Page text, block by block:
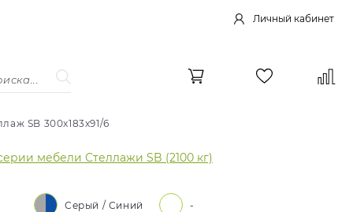
Личный кабинет
SB 300x183x91/6
мебели Стеллажи SB (2100 кг)
Серый / Синий -